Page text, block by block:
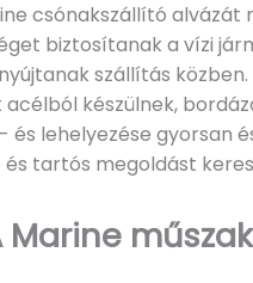
csónakszállító
biztosítanak a vízi
szállítás
készülnek,
és lehelyezése gyorsan
tartós megoldást
Marine